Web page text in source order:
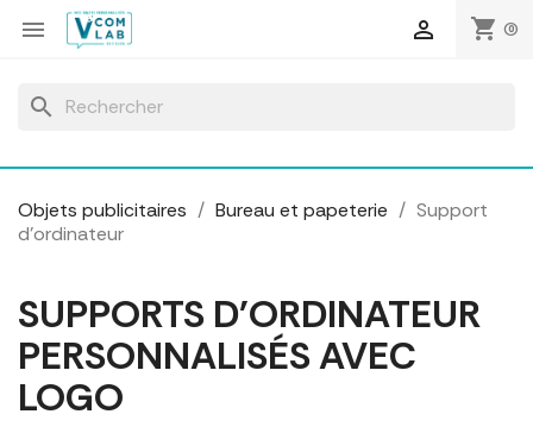
 shopping_cart (0)

search
Objets publicitaires Bureau et papeterie
Support
d'ordinateur
SUPPORTS D'ORDINATEUR
PERSONNALISÉS AVEC
LOGO
Panneau de gestion des cookies